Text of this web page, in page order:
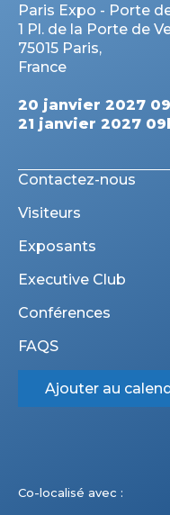
Paris Expo - Porte
1 Pl. de la Porte de
75015 Paris,
France
20 janvier 2027
21 janvier 2027
Contactez-nous
Visiteurs
Exposants
Executive Club
Conférences
FAQS
Ajouter au
Co-localisé avec :